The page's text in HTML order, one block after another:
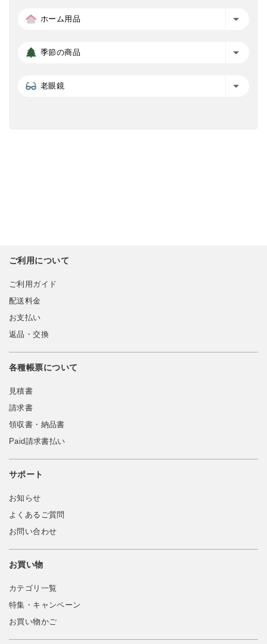
ホーム用品
季節の商品
老眼鏡
ご利用について
ご利用ガイド
配送料金
お支払い
返品・交換
各種帳票について
見積書
請求書
領収書・納品書
Paid請求書払い
サポート
お知らせ
よくあるご質問
お問い合わせ
お買い物
カテゴリ一覧
特集・キャンペーン
お買い物かご